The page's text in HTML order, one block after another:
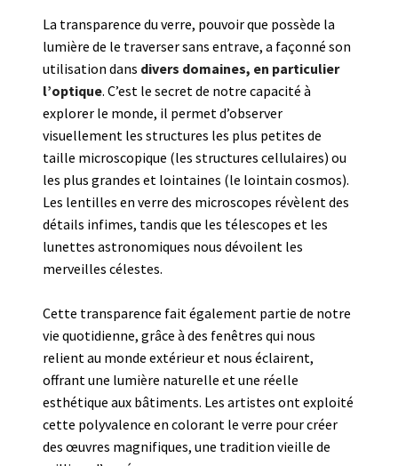
La transparence du verre, pouvoir que possède la
lumière de le traverser sans entrave, a façonné son
utilisation dans divers domaines, en particulier
l’optique. C’est le secret de notre capacité à
explorer le monde, il permet d’observer
visuellement les structures les plus petites de
taille microscopique (les structures cellulaires) ou
les plus grandes et lointaines (le lointain cosmos).
Les lentilles en verre des microscopes révèlent des
détails infimes, tandis que les télescopes et les
lunettes astronomiques nous dévoilent les
merveilles célestes.
Cette transparence fait également partie de notre
vie quotidienne, grâce à des fenêtres qui nous
relient au monde extérieur et nous éclairent,
offrant une lumière naturelle et une réelle
esthétique aux bâtiments. Les artistes ont exploité
cette polyvalence en colorant le verre pour créer
des œuvres magnifiques, une tradition vieille de